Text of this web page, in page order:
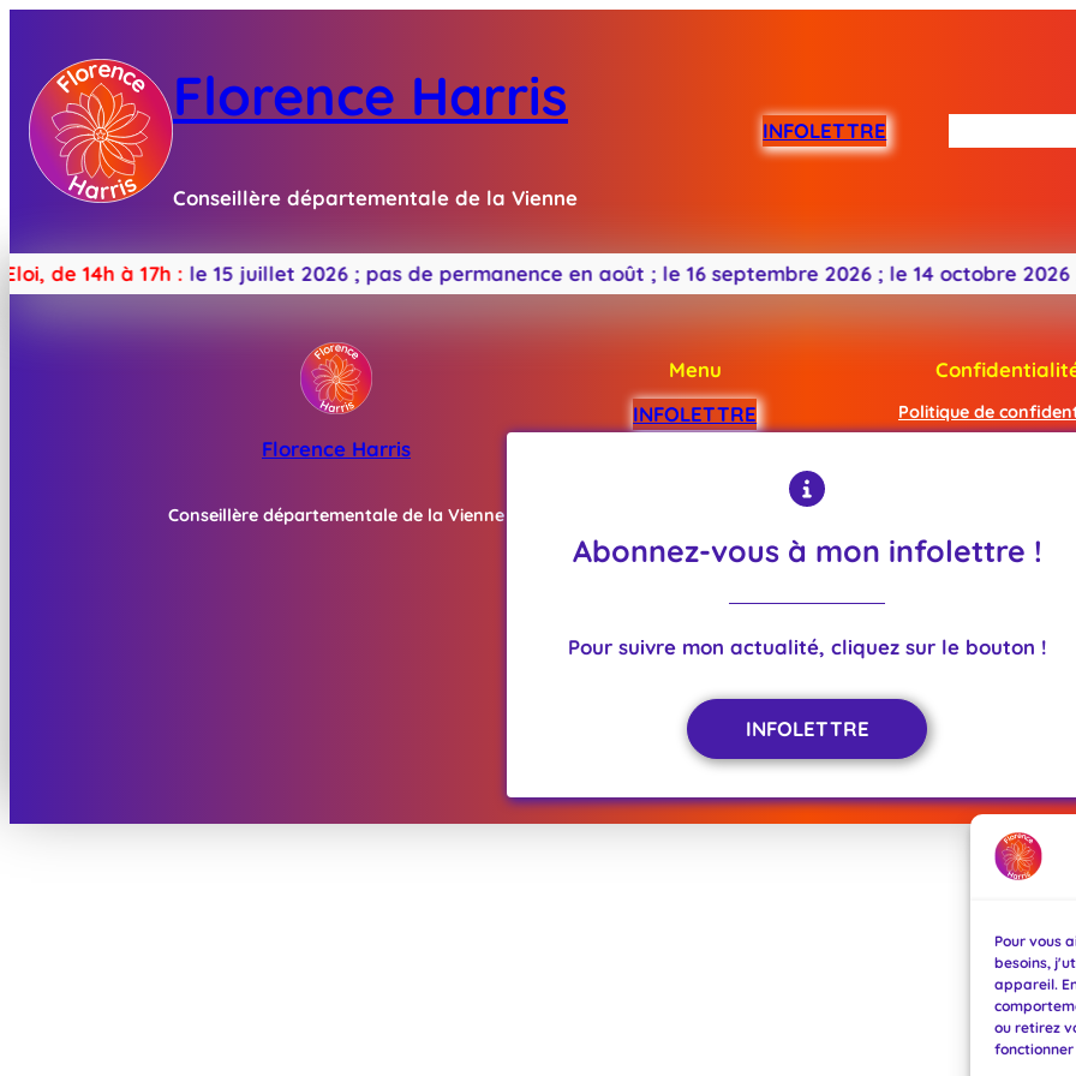
Pour vous
besoins,
appareil.
ou retirez
Abonnez-vous à mon infolettre !
Pour suivre mon actualité, cliquez sur le bouton !
INFOLETTRE
contenu
Florence Harris
Conseillère départementale de la Vienne
INFOLETTRE
14h à 17h : le 15 juillet 2026 ; pas de permanence en août ; le 16 septembre 2026 ; le 14 octobre 2026 ; le
Florence Harris
Conseillère départementale de la Vienne
Menu
INFOLETTRE
Politique de
Mentions
Florence Harris. Tous droits réservés.